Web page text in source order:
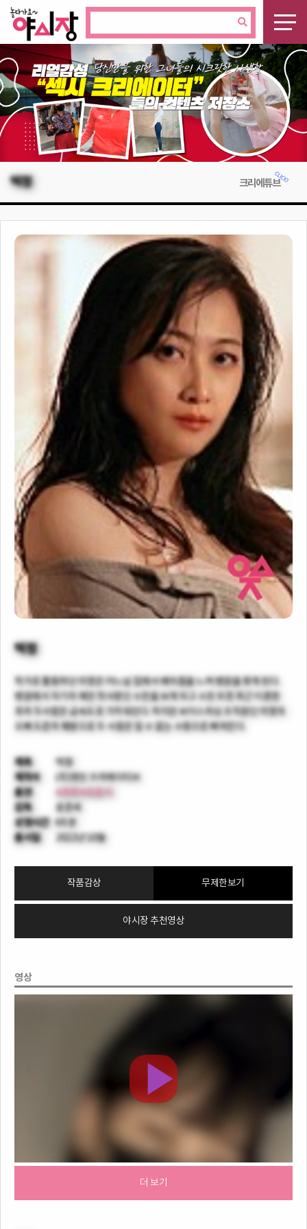
크리에튜브
떡정
떡정
작가로 활동하던 미영은 어느날 집에서 배아픔을 느껴 병원을 찾게 된다.
병원에서 자기의 예전 첫사랑인 수찬을 보게 되고 수찬 또한 최근 이혼한
후라 두사람은 급속도로 가까워진다. 하지만 보이스피싱 조직원인 미영의
오빠 도준의 훼방으로 두 사람은 알 수 없는 수렁으로 빠져든다.
제목 떡정
제작사 (주)영진 크리에이티브
출연 #초희 #도로시
감독
윤준세
상영시간 69 분
출시일 2022년 10월
작품감상 무제한보기
야시장 추천영상
영상
더 보기